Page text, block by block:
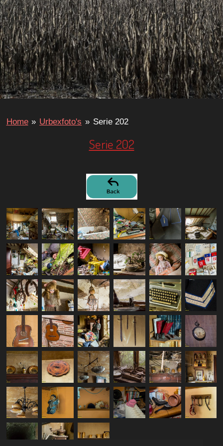
Home » Urbexfoto's » Serie 202
Serie 202